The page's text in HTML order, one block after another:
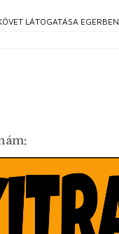
LÁTOGATÁSA EGERBEN